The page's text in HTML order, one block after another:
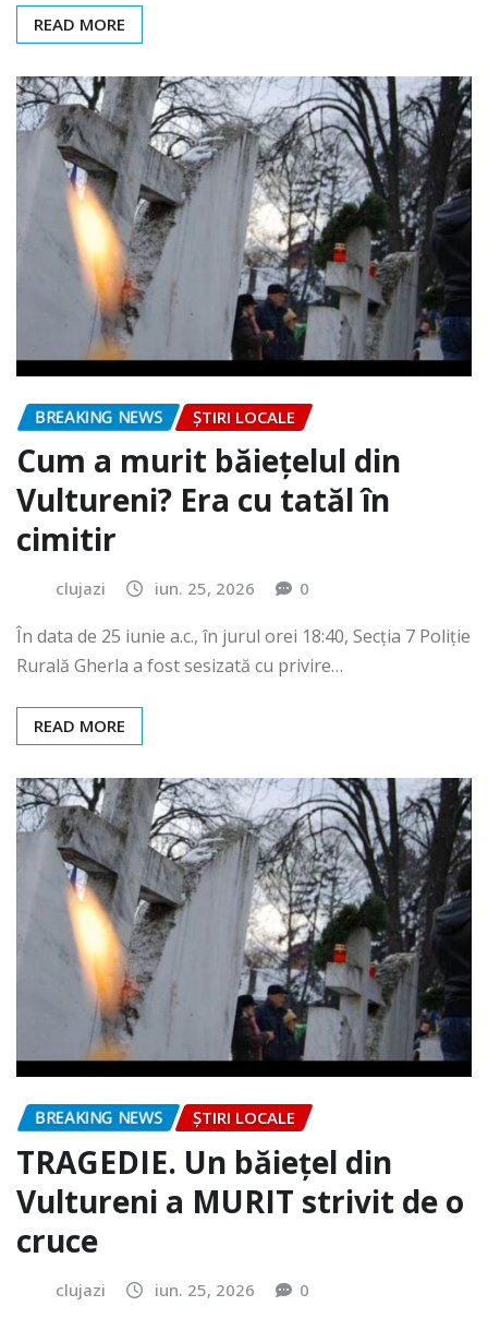
READ MORE
BREAKING NEWS ȘTIRI LOCALE
Cum a murit băiețelul din
Vultureni? Era cu tatăl în
cimitir
clujazi iun. 25, 2026 0
În data de 25 iunie a.c., în jurul orei 18:40, Secția 7 Poliție
Rurală Gherla a fost sesizată cu privire…
READ MORE
BREAKING NEWS ȘTIRI LOCALE
TRAGEDIE. Un băiețel din
Vultureni a MURIT strivit de o
cruce
clujazi iun. 25, 2026 0